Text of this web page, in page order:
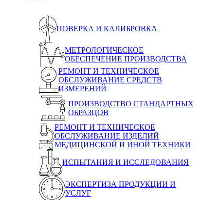
ПОВЕРКА И КАЛИБРОВКА
МЕТРОЛОГИЧЕСКОЕ
ОБЕСПЕЧЕНИЕ ПРОИЗВОДСТВА
РЕМОНТ И ТЕХНИЧЕСКОЕ
ОБСЛУЖИВАНИЕ СРЕДСТВ
ИЗМЕРЕНИЙ
ПРОИЗВОДСТВО СТАНДАРТНЫХ
ОБРАЗЦОВ
РЕМОНТ И ТЕХНИЧЕСКОЕ
ОБСЛУЖИВАНИЕ ИЗДЕЛИЙ
МЕДИЦИНСКОЙ И ИНОЙ ТЕХНИКИ
ИСПЫТАНИЯ И ИССЛЕДОВАНИЯ
ЭКСПЕРТИЗА ПРОДУКЦИИ И
УСЛУГ